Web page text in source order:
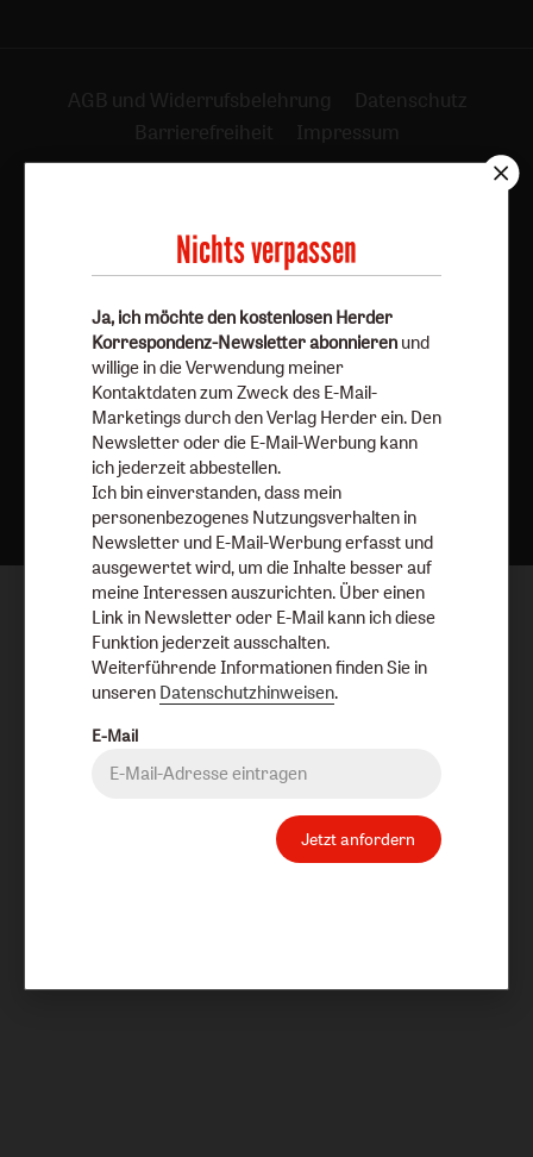
AGB und Widerrufsbelehrung
Datenschutz
Barrierefreiheit
Impressum
Nach oben
Nichts verpassen
Ja, ich möchte den kostenlosen Herder
Korrespondenz-Newsletter abonnieren und
willige in die Verwendung meiner
Kontaktdaten zum Zweck des E-Mail-
Marketings durch den Verlag Herder ein. Den
Newsletter oder die E-Mail-Werbung kann
ich jederzeit abbestellen.
Ich bin einverstanden, dass mein
personenbezogenes Nutzungsverhalten in
Newsletter und E-Mail-Werbung erfasst und
ausgewertet wird, um die Inhalte besser auf
meine Interessen auszurichten. Über einen
Link in Newsletter oder E-Mail kann ich diese
Funktion jederzeit ausschalten.
Weiterführende Informationen finden Sie in
unseren Datenschutzhinweisen.
E-Mail
Jetzt anfordern